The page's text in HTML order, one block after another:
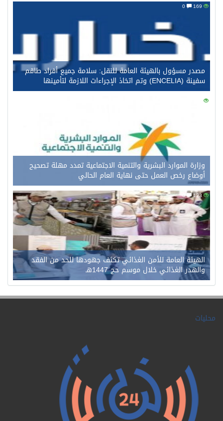
مصدر مسؤول بالهيئة العامة للنقل: سلامة جميع أفراد طاقم
سفينة (ENCELIA) وتم اتخاذ الإجراءات اللازمة لتأمينها
149
وزارة الموارد البشرية والتنمية الاجتماعية تمدد مهلة تصحيح
أوضاع رخص العمل حتى نهاية العام الحالي
123
0
الهيئة العامة للأمن الغذائي تكثف جهودها للحد من الفقد
والهدر الغذائي خلال موسم حج 1447هـ
محليات